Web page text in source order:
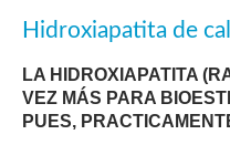
Hidroxiapatita de
LA HIDROXIAPATITA
VEZ MÁS PARA
PUES,